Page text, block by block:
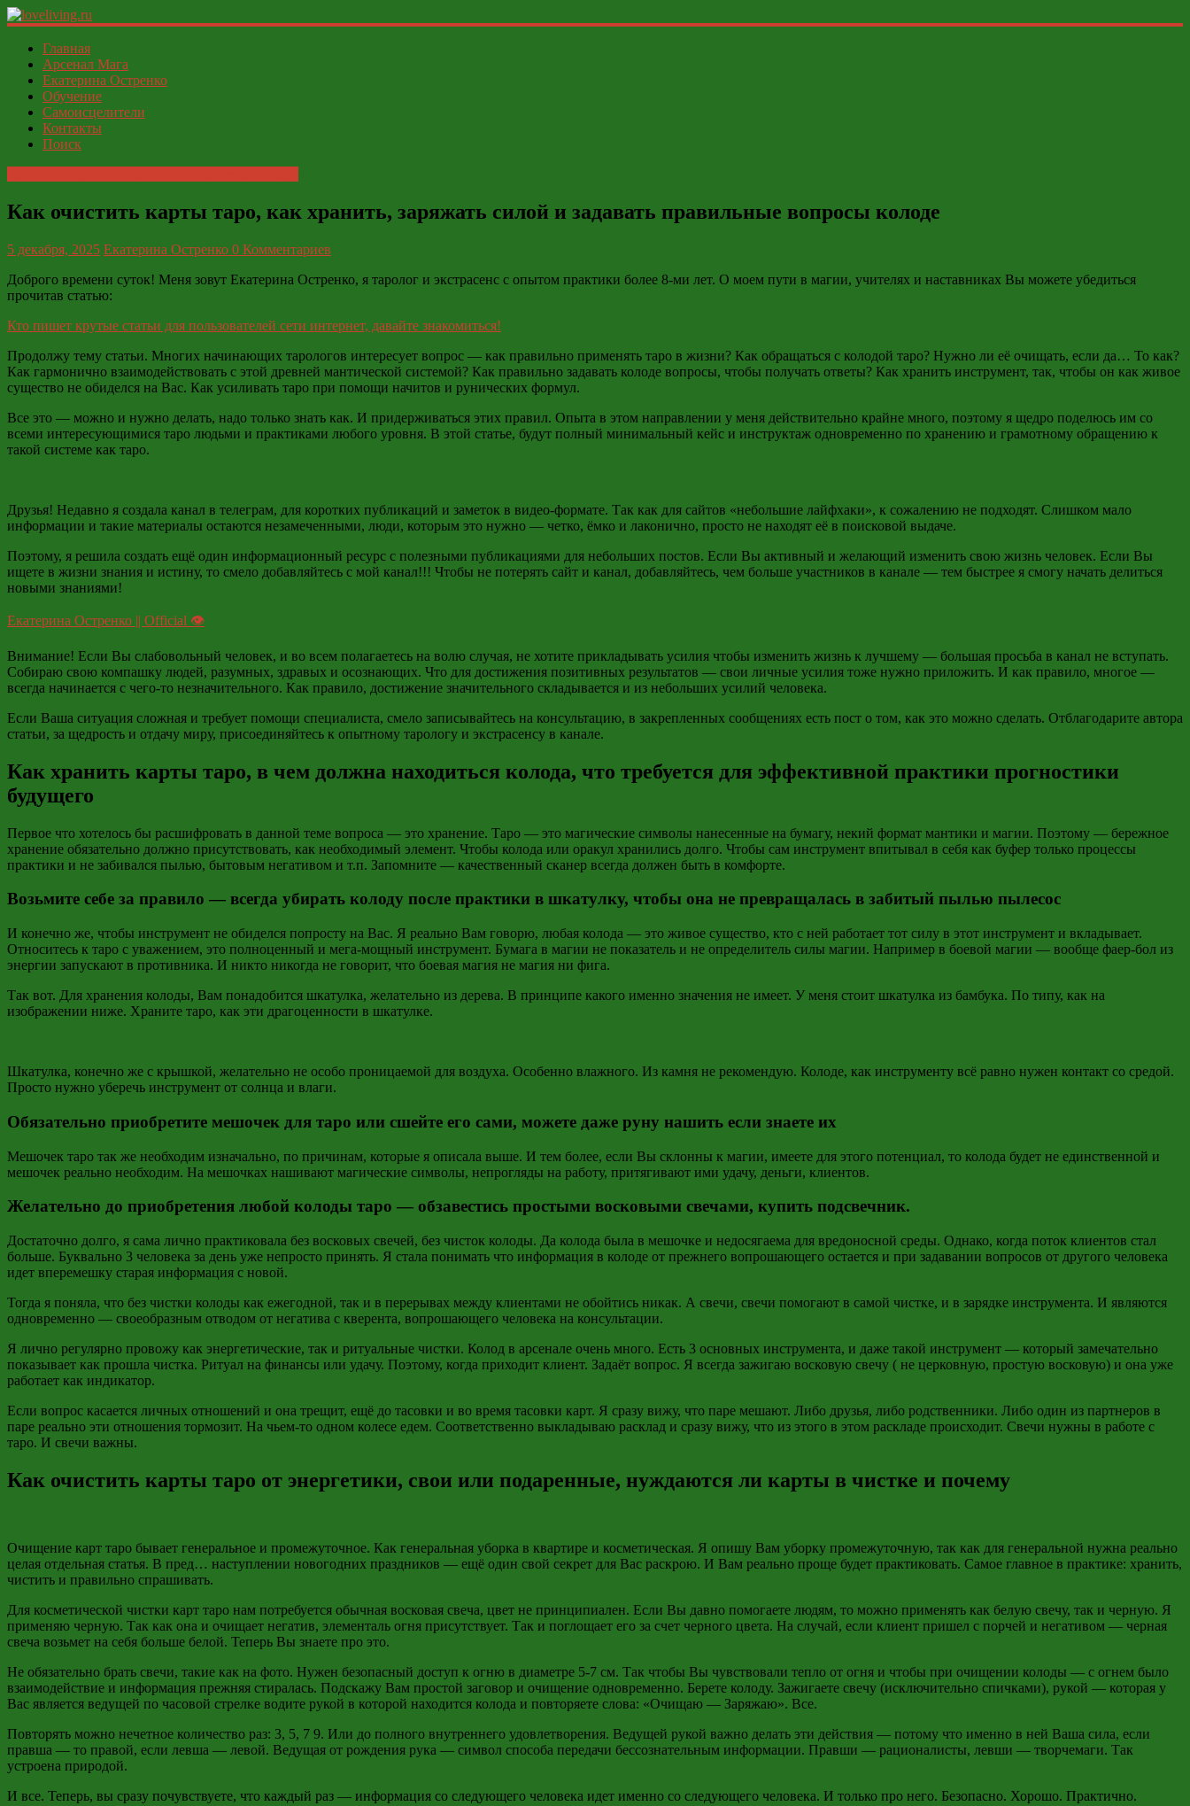
loveliving.ru
Современный
женский
ФСЁ
Главная
Арсенал Мага
Екатерина Остренко
Обучение
Самоисцелители
Контакты
Поиск
Как очистить карты таро, как хранить, заряжать силой и задавать правильные вопросы колоде
5 декабря, 2025 Екатерина Остренко 0 Комментариев
Доброго времени суток! Меня зовут Екатерина Остренко, я таролог и экстрасенс с опытом практики более 8-ми лет. О моем пути в магии, учителях и наставниках Вы можете убедиться
прочитав статью:
Кто пишет крутые статьи для пользователей сети интернет, давайте знакомиться!
Продолжу тему статьи. Многих начинающих тарологов интересует вопрос — как правильно применять таро в жизни? Как обращаться с колодой таро? Нужно ли её очищать, если да… То как?
Как гармонично взаимодействовать с этой древней мантической системой? Как правильно задавать колоде вопросы, чтобы получать ответы? Как хранить инструмент, так, чтобы он как живое
существо не обиделся на Вас. Как усиливать таро при помощи начитов и рунических формул.
Все это — можно и нужно делать, надо только знать как. И придерживаться этих правил. Опыта в этом направлении у меня действительно крайне много, поэтому я щедро поделюсь им со
всеми интересующимися таро людьми и практиками любого уровня. В этой статье, будут полный минимальный кейс и инструктаж одновременно по хранению и грамотному обращению к
такой системе как таро.
Друзья! Недавно я создала канал в телеграм, для коротких публикаций и заметок в видео-формате. Так как для сайтов «небольшие лайфхаки», к сожалению не подходят. Слишком мало
информации и такие материалы остаются незамеченными, люди, которым это нужно — четко, ёмко и лаконично, просто не находят её в поисковой выдаче.
Поэтому, я решила создать ещё один информационный ресурс с полезными публикациями для небольших постов. Если Вы активный и желающий изменить свою жизнь человек. Если Вы
ищете в жизни знания и истину, то смело добавляйтесь с мой канал!!! Чтобы не потерять сайт и канал, добавляйтесь, чем больше участников в канале — тем быстрее я смогу начать делиться
новыми знаниями!
Екатерина Остренко || Official 👁
Внимание! Если Вы слабовольный человек, и во всем полагаетесь на волю случая, не хотите прикладывать усилия чтобы изменить жизнь к лучшему — большая просьба в канал не вступать.
Собираю свою компашку людей, разумных, здравых и осознающих. Что для достижения позитивных результатов — свои личные усилия тоже нужно приложить. И как правило, многое —
всегда начинается с чего-то незначительного. Как правило, достижение значительного складывается и из небольших усилий человека.
Если Ваша ситуация сложная и требует помощи специалиста, смело записывайтесь на консультацию, в закрепленных сообщениях есть пост о том, как это можно сделать. Отблагодарите автора
статьи, за щедрость и отдачу миру, присоединяйтесь к опытному тарологу и экстрасенсу в канале.
Как хранить карты таро, в чем должна находиться колода, что требуется для эффективной практики прогностики
будущего
Первое что хотелось бы расшифровать в данной теме вопроса — это хранение. Таро — это магические символы нанесенные на бумагу, некий формат мантики и магии. Поэтому — бережное
хранение обязательно должно присутствовать, как необходимый элемент. Чтобы колода или оракул хранились долго. Чтобы сам инструмент впитывал в себя как буфер только процессы
практики и не забивался пылью, бытовым негативом и т.п. Запомните — качественный сканер всегда должен быть в комфорте.
Возьмите себе за правило — всегда убирать колоду после практики в шкатулку, чтобы она не превращалась в забитый пылью пылесос
И конечно же, чтобы инструмент не обиделся попросту на Вас. Я реально Вам говорю, любая колода — это живое существо, кто с ней работает тот силу в этот инструмент и вкладывает.
Относитесь к таро с уважением, это полноценный и мега-мощный инструмент. Бумага в магии не показатель и не определитель силы магии. Например в боевой магии — вообще фаер-бол из
энергии запускают в противника. И никто никогда не говорит, что боевая магия не магия ни фига.
Так вот. Для хранения колоды, Вам понадобится шкатулка, желательно из дерева. В принципе какого именно значения не имеет. У меня стоит шкатулка из бамбука. По типу, как на
изображении ниже. Храните таро, как эти драгоценности в шкатулке.
Шкатулка, конечно же с крышкой, желательно не особо проницаемой для воздуха. Особенно влажного. Из камня не рекомендую. Колоде, как инструменту всё равно нужен контакт со средой.
Просто нужно уберечь инструмент от солнца и влаги.
Обязательно приобретите мешочек для таро или сшейте его сами, можете даже руну нашить если знаете их
Мешочек таро так же необходим изначально, по причинам, которые я описала выше. И тем более, если Вы склонны к магии, имеете для этого потенциал, то колода будет не единственной и
мешочек реально необходим. На мешочках нашивают магические символы, непрогляды на работу, притягивают ими удачу, деньги, клиентов.
Желательно до приобретения любой колоды таро — обзавестись простыми восковыми свечами, купить подсвечник.
Достаточно долго, я сама лично практиковала без восковых свечей, без чисток колоды. Да колода была в мешочке и недосягаема для вредоносной среды. Однако, когда поток клиентов стал
больше. Буквально 3 человека за день уже непросто принять. Я стала понимать что информация в колоде от прежнего вопрошающего остается и при задавании вопросов от другого человека
идет вперемешку старая информация с новой.
Тогда я поняла, что без чистки колоды как ежегодной, так и в перерывах между клиентами не обойтись никак. А свечи, свечи помогают в самой чистке, и в зарядке инструмента. И являются
одновременно — своеобразным отводом от негатива с кверента, вопрошающего человека на консультации.
Я лично регулярно провожу как энергетические, так и ритуальные чистки. Колод в арсенале очень много. Есть 3 основных инструмента, и даже такой инструмент — который замечательно
показывает как прошла чистка. Ритуал на финансы или удачу. Поэтому, когда приходит клиент. Задаёт вопрос. Я всегда зажигаю восковую свечу ( не церковную, простую восковую) и она уже
работает как индикатор.
Если вопрос касается личных отношений и она трещит, ещё до тасовки и во время тасовки карт. Я сразу вижу, что паре мешают. Либо друзья, либо родственники. Либо один из партнеров в
паре реально эти отношения тормозит. На чьем-то одном колесе едем. Соответственно выкладываю расклад и сразу вижу, что из этого в этом раскладе происходит. Свечи нужны в работе с
таро. И свечи важны.
Как очистить карты таро от энергетики, свои или подаренные, нуждаются ли карты в чистке и почему
Очищение карт таро бывает генеральное и промежуточное. Как генеральная уборка в квартире и косметическая. Я опишу Вам уборку промежуточную, так как для генеральной нужна реально
целая отдельная статья. В пред… наступлении новогодних праздников — ещё один свой секрет для Вас раскрою. И Вам реально проще будет практиковать. Самое главное в практике: хранить,
чистить и правильно спрашивать.
Для косметической чистки карт таро нам потребуется обычная восковая свеча, цвет не принципиален. Если Вы давно помогаете людям, то можно применять как белую свечу, так и черную. Я
применяю черную. Так как она и очищает негатив, элементаль огня присутствует. Так и поглощает его за счет черного цвета. На случай, если клиент пришел с порчей и негативом — черная
свеча возьмет на себя больше белой. Теперь Вы знаете про это.
Не обязательно брать свечи, такие как на фото. Нужен безопасный доступ к огню в диаметре 5-7 см. Так чтобы Вы чувствовали тепло от огня и чтобы при очищении колоды — с огнем было
взаимодействие и информация прежняя стиралась. Подскажу Вам простой заговор и очищение одновременно. Берете колоду. Зажигаете свечу (исключительно спичками), рукой — которая у
Вас является ведущей по часовой стрелке водите рукой в которой находится колода и повторяете слова: «Очищаю — Заряжаю». Все.
Повторять можно нечетное количество раз: 3, 5, 7 9. Или до полного внутреннего удовлетворения. Ведущей рукой важно делать эти действия — потому что именно в ней Ваша сила, если
правша — то правой, если левша — левой. Ведущая от рождения рука — символ способа передачи бессознательным информации. Правши — рационалисты, левши — творчемаги. Так
устроена природой.
И все. Теперь, вы сразу почувствуете, что каждый раз — информация со следующего человека идет именно со следующего человека. И только про него. Безопасно. Хорошо. Практично.